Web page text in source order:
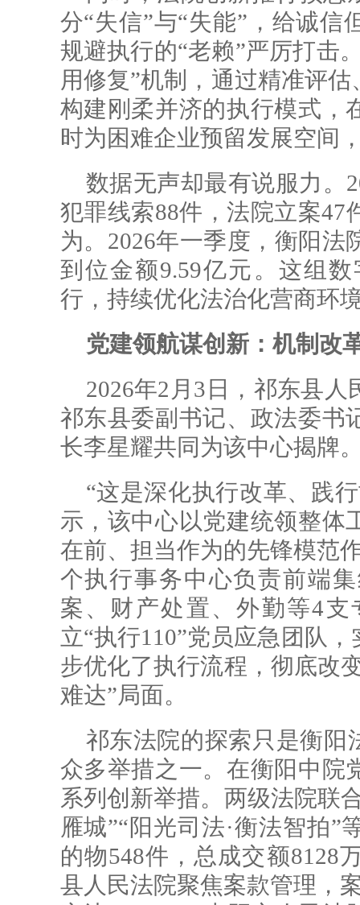
分“失信”与“失能”，给诚
规避执行的“老赖”严厉打击
用修复”机制，通过精准评
构建刚柔并济的执行模式，
时为困难企业预留发展空间
数据无声却最有说服力。
犯罪线索88件，法院立案47
为。2026年一季度，衡阳法
到位金额9.59亿元。这组
行，持续优化法治化营商环
党建领航谋创新：机制改
2026年2月3日，祁东县
祁东县委副书记、政法委书
长李星耀共同为该中心揭牌
“这是深化执行改革、践
示，该中心以党建统领整体
在前、担当作为的先锋模范
个执行事务中心负责前端
案、财产处置、外勤等4
立“执行110”党员应急团队
步优化了执行流程，彻底改
难达”局面。
祁东法院的探索只是衡阳
众多举措之一。在衡阳中院
系列创新举措。两级法院联
雁城”“阳光司法·衡法智拍”
的物548件，总成交额8128
县人民法院聚焦案款管理，